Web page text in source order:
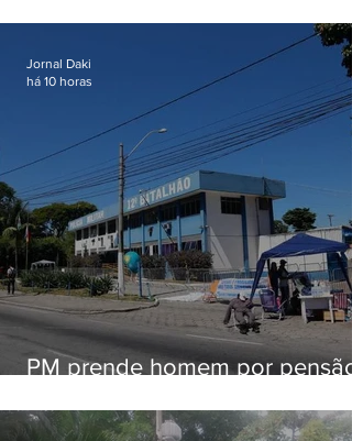
PM prende homem por pensão
Jornal Daki
há 10 horas